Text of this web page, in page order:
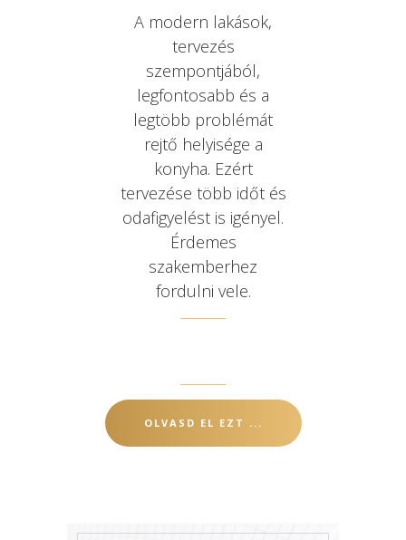
A modern lakások,
tervezés
szempontjából,
legfontosabb és a
legtöbb problémát
rejtő helyisége a
konyha. Ezért
tervezése több időt és
odafigyelést is igényel.
Érdemes
szakemberhez
fordulni vele.
OLVASD EL EZT ...